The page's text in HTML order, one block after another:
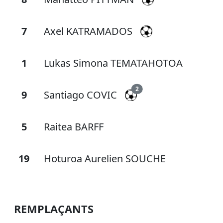
7 Axel KATRAMADOS
1 Lukas Simona TEMATAHOTOA
9 Santiago COVIC 2
5 Raitea BARFF
19 Hoturoa Aurelien SOUCHE
REMPLAÇANTS